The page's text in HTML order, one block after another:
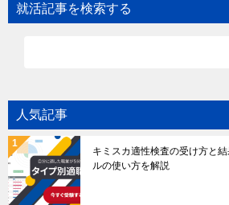
就活記事を検索する
人気記事
キミスカ適性検査の受け方と
ルの使い方を解説